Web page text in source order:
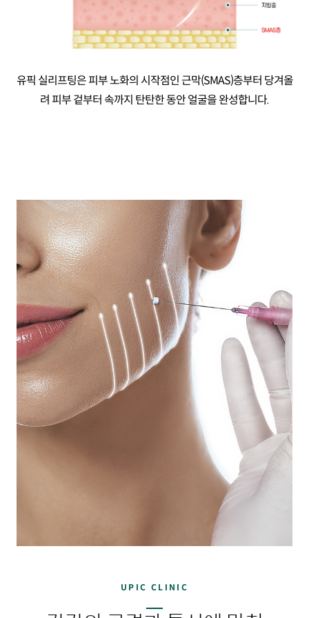
유픽 실리프팅은 피부 노화의 시작점인 근막(SMAS)층부터 당겨올
려 피부 겉부터 속까지 탄탄한 동안 얼굴을 완성합니다.
UPIC CLINIC